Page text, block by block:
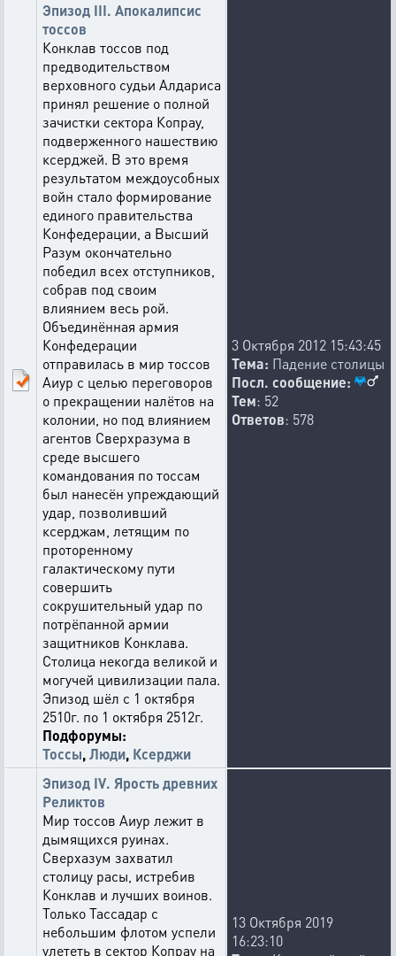
Эпизод III. Апокалипсис
тоссов
Конклав тоссов под
предводительством
верховного судьи Алдариса
принял решение о полной
зачистки сектора Копрау,
подверженного нашествию
ксерджей. В это время
результатом междоусобных
войн стало формирование
единого правительства
Конфедерации, а Высший
Разум окончательно
победил всех отступников,
собрав под своим
влиянием весь рой.
Объединённая армия
Конфедерации
отправилась в мир тоссов
Аиур с целью переговоров
о прекращении налётов на
колонии, но под влиянием
агентов Сверхразума в
среде высшего
командования по тоссам
был нанесён упреждающий
удар, позволивший
ксерджам, летящим по
проторенному
галактическому пути
совершить
сокрушительный удар по
потрёпанной армии
защитников Конклава.
Столица некогда великой и
могучей цивилизации пала.
Эпизод шёл с 1 октября
2510г. по 1 октября 2512г.
Подфорумы:
Тоссы,Люди, Ксерджи
3 Октября 2012 15:43:45
Тема: Падение столицы
Посл. сообщение:
Тем: 52
Ответов: 578
Эпизод IV. Ярость древних
Реликтов
Мир тоссов Аиур лежит в
дымящихся руинах.
Сверхазум захватил
столицу расы, истребив
Конклав и лучших воинов.
Только Тассадар с
небольшим флотом успели
улететь в сектор Копрау на
13 Октября 2019
16:23:10